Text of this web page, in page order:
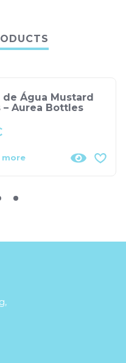
de Água Mustard
– Aurea Bottles
more